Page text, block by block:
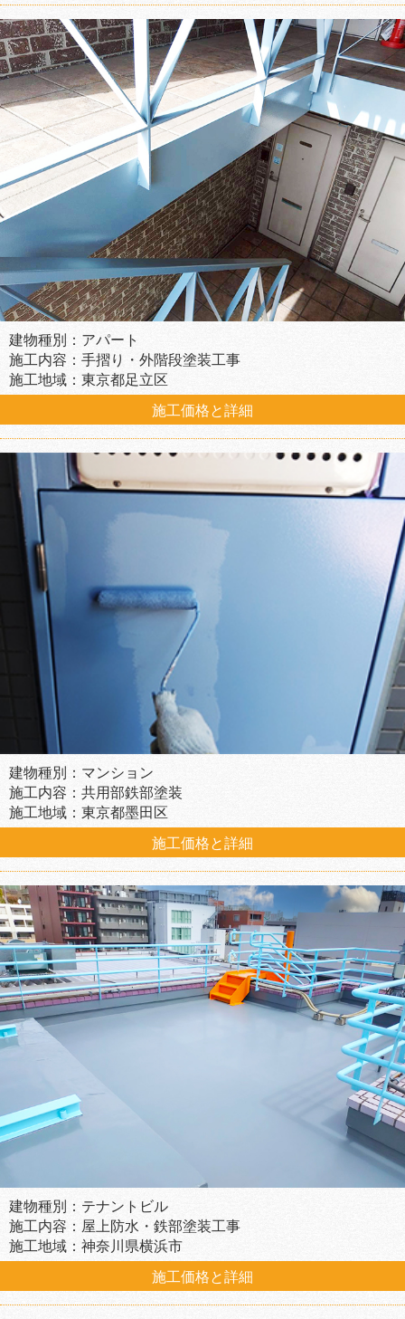
建物種別：アパート
施工内容：手摺り・外階段塗装工事
施工地域：東京都足立区
施工価格と詳細
建物種別：マンション
施工内容：共用部鉄部塗装
施工地域：東京都墨田区
施工価格と詳細
建物種別：テナントビル
施工内容：屋上防水・鉄部塗装工事
施工地域：神奈川県横浜市
施工価格と詳細